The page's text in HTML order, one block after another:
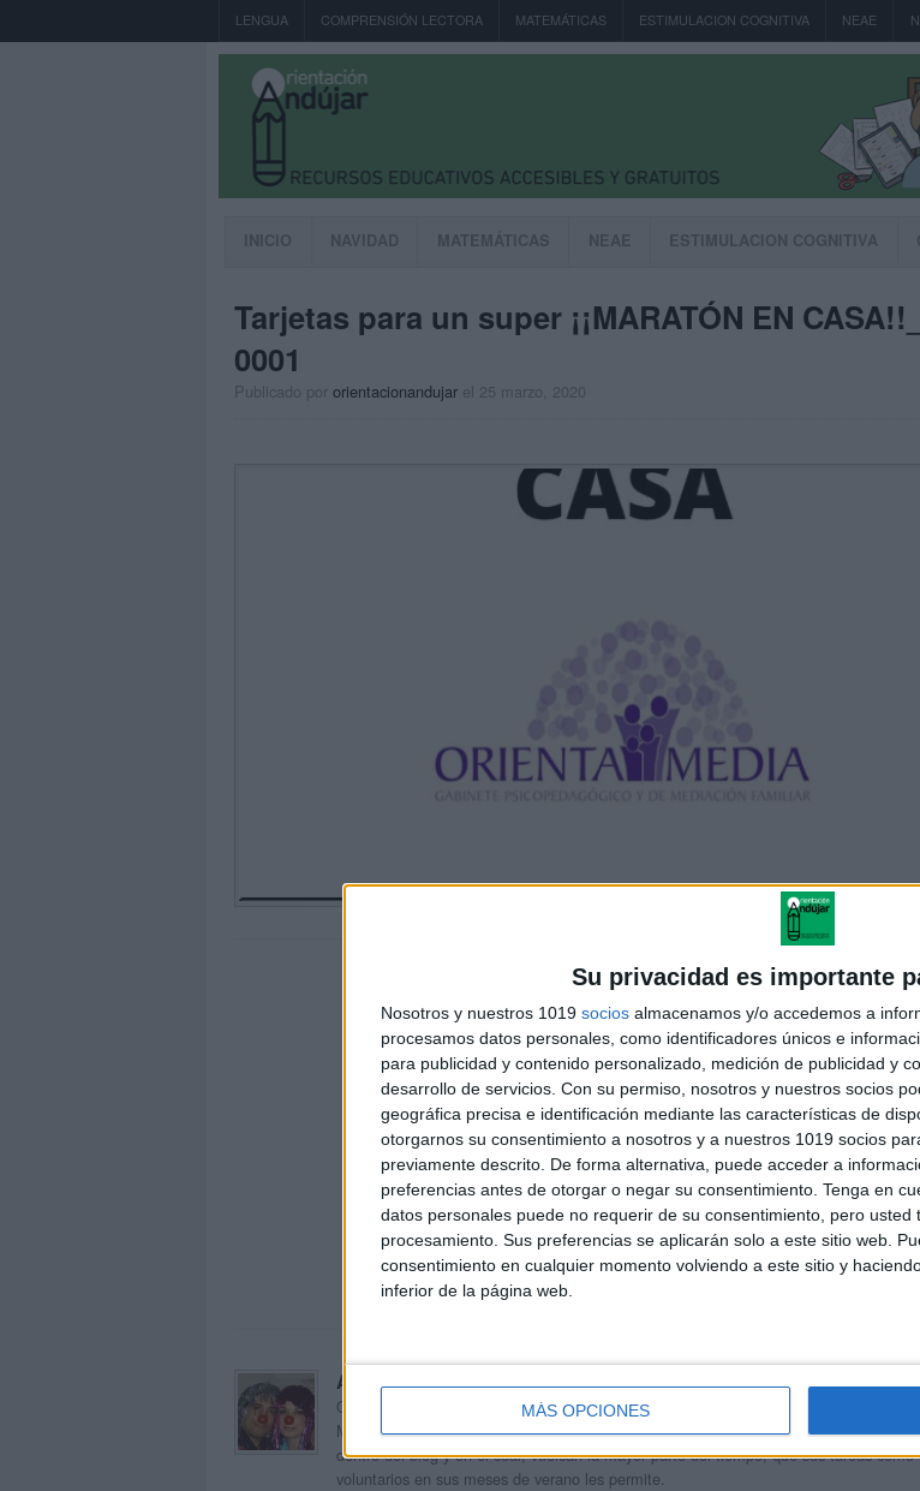
Su privacidad es importante
Nosotros y nuestros 1019 socios almacenamos y/o accedemos a
procesamos datos personales, como identificadores únicos e
para publicidad y contenido personalizado, medición de publicidad y
desarrollo de servicios. Con su permiso, nosotros y nuestros socios
geográfica precisa e identificación mediante las características de
otorgarnos su consentimiento a nosotros y a nuestros 1019 socios
previamente descrito. De forma alternativa, puede acceder a
preferencias antes de otorgar o negar su consentimiento. Tenga en
datos personales puede no requerir de su consentimiento, pero
procesamiento. Sus preferencias se aplicarán solo a este sitio web.
consentimiento en cualquier momento volviendo a este sitio y
inferior de la página web.
MÁS OPCIONES
LENGUA COMPRENSIÓN LECTORA MATEMÁTICAS ESTIMULACION COGNITIVA NEAE
INICIO NAVIDAD MATEMÁTICAS NEAE ESTIMULACION COGNITIVA
Tarjetas para un super ¡¡MARATÓN EN
0001
Publicado por orientacionandujar el 25 marzo, 2020
Acerca de orientacionandujar
Orientación Andújar no es solo un blog, es la apuesta personal de dos profesores
Maribel, que además de ser pareja, son los encargados de los contenidos que
dentro del blog y en el cual, vuelcan la mayor parte del tiempo, que sus tareas como
voluntarios en sus meses de verano les permite.